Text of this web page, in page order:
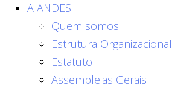
A ANDES
Quem somos
Estrutura Organizacional
Estatuto
Assembleias Gerais